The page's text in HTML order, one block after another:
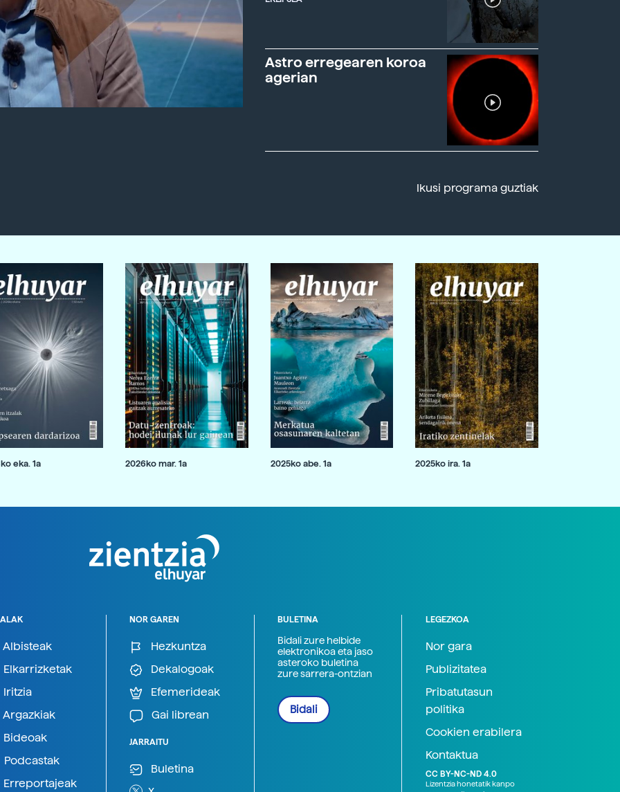
Astro erregearen koroa
agerian
Ikusi programa guztiak
eka. 1a 2026ko mar. 1a 2025ko abe. 1a 2025ko ira. 1a
Albisteak
Elkarrizketak
Iritzia
Argazkiak
Bideoak
Podcastak
Erreportajeak
NOR GAREN
Hezkuntza
Dekalogoak
Efemerideak
Gai librean
JARRAITU
Buletina
BULETINA
Bidali zure helbide
elektronikoa eta jaso
asteroko buletina
zure sarrera-ontzian
Bidali
LEGEZKOA
Nor gara
Publizitatea
Pribatutasun
politika
Cookien erabilera
Kontaktua
CC BY-NC-ND 4.0
Lizentzia honetatik kanpo